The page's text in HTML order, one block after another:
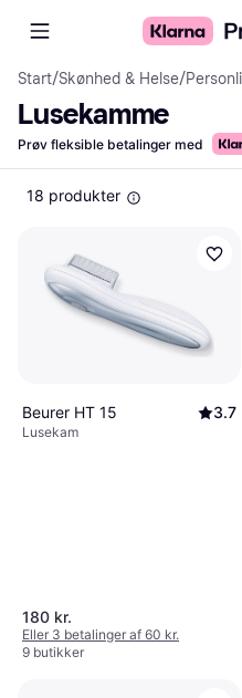
Start/Skønhed & Helse/
Lusekamme
Prøv fleksible betalinger med
18 produkter
Beurer HT 15 3.7
Lusekam
180 kr.
Eller 3 betalinger af 60 kr.
9 butikker